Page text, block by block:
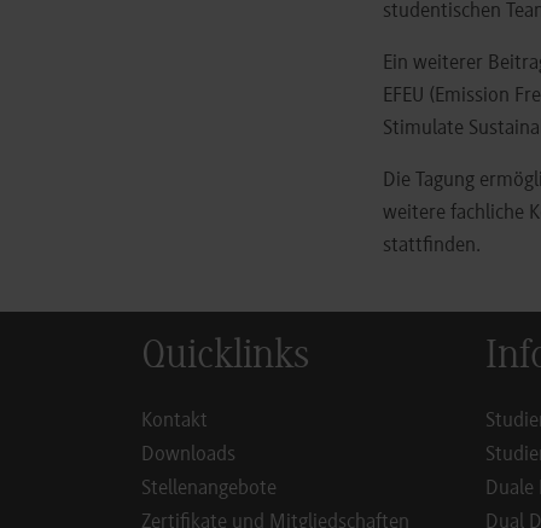
studentischen
Ein weiterer
EFEU (Emission
Stimulate
Die Tagung
weitere fachliche
stattfinden.
Quicklinks
Kontakt
Downloads
Stellenangebote
Zertifikate und Mitgliedschaften
Duale
Dual